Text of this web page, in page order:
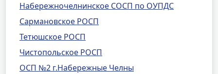
Набережночелнинское СОСП по ОУПДС
Сармановское РОСП
Тетюшское РОСП
Чистопольское РОСП
ОСП №2 г.Набережные Челны